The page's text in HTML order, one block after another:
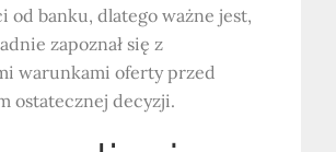
od banku, dlatego ważne jest,
zapoznał się z
warunkami oferty przed
ostatecznej decyzji.